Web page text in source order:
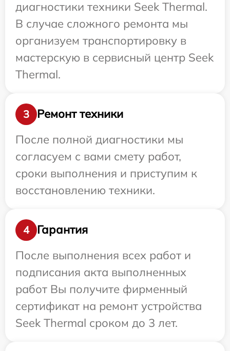
диагностики техники Seek Thermal.
В случае сложного ремонта мы
организуем транспортировку в
мастерскую в сервисный центр Seek
Thermal.
3
Ремонт техники
После полной диагностики мы
согласуем с вами смету работ,
сроки выполнения и приступим к
восстановлению техники.
4
Гарантия
После выполнения всех работ и
подписания акта выполненных
работ Вы получите фирменный
сертификат на ремонт устройства
Seek Thermal сроком до 3 лет.